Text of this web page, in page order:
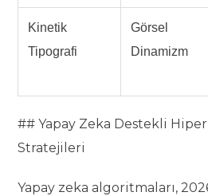
Kinetik
Tipografi
Görsel
Dinamizm
## Yapay Zeka Destekli
Stratejileri
Yapay zeka algoritmaları,